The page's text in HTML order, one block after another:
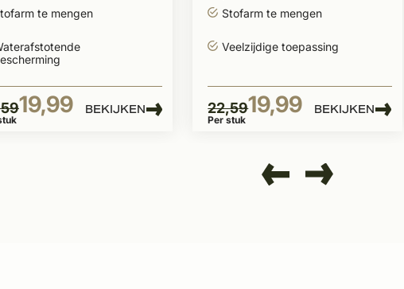
te mengen
19,99 BEKIJKEN
Stofarm te mengen
Veelzijdige toepassing
22,5919,99
Per stuk
BEKIJKEN